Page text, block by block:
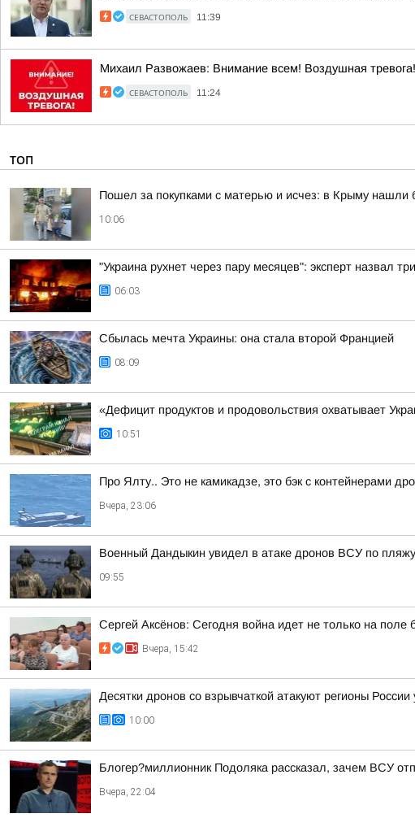
СЕВАСТОПОЛЬ 11:39
Михаил Развожаев: Внимание всем! Воздушная тревога!
СЕВАСТОПОЛЬ 11:24
ТОП
Пошел за покупками с матерью и исчез: в Крыму нашли
10:06
"Украина рухнет через пару месяцев": эксперт назвал
06:03
Сбылась мечта Украины: она стала второй Францией
08:09
«Дефицит продуктов и продовольствия охватывает
10:51
Про Ялту.. Это не камикадзе, это бэк с контейнерами
Вчера, 23:06
Военный Дандыкин увидел в атаке дронов ВСУ по
09:55
Сергей Аксёнов: Сегодня война идет не только на
Вчера, 15:42
Десятки дронов со взрывчаткой атакуют регионы России
10:00
Блогер?миллионник Подоляка рассказал, зачем ВСУ
Вчера, 22:04